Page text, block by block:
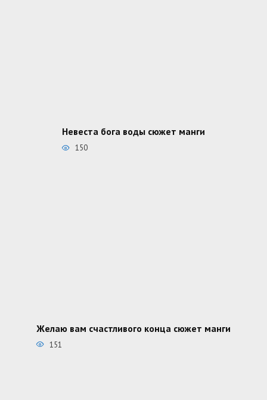
Невеста бога воды сюжет манги
150
Желаю вам счастливого конца сюжет манги
151